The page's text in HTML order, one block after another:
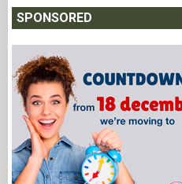
SPONSORED